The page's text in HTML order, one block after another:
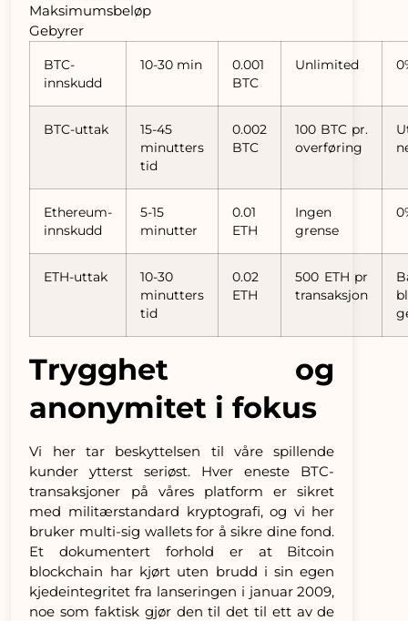
Maksimumsbeløp
Gebyrer
BTC-
innskudd
10-30 min
0.001
BTC
Unlimited
BTC-uttak
15-45
minutters
tid
0.002
BTC
100 BTC pr.
overføring
Ethereum-
innskudd
5-15
minutter
0.01
ETH
Ingen
grense
ETH-uttak
10-30
minutters
tid
0.02
ETH
500 ETH pr
transaksjon
Trygghet og
anonymitet i fokus
Vi her tar beskyttelsen til våre spillende
kunder ytterst seriøst. Hver eneste BTC-
transaksjoner på våres platform er sikret
med militærstandard kryptografi, og vi her
bruker multi-sig wallets for å sikre dine fond.
Et dokumentert forhold er at Bitcoin
blockchain har kjørt uten brudd i sin egen
kjedeintegritet fra lanseringen i januar 2009,
noe som faktisk gjør den til det til ett av de